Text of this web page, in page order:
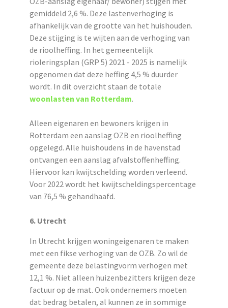
gemiddeld 2,6 %. Deze lastenverhoging is
afhankelijk van de grootte van het huishouden.
Deze stijging is te wijten aan de verhoging van
de rioolheffing. In het gemeentelijk
rioleringsplan (GRP 5) 2021 - 2025 is namelijk
opgenomen dat deze heffing 4,5 % duurder
wordt. In dit overzicht staan de totale
woonlasten van Rotterdam.
Alleen eigenaren en bewoners krijgen in
Rotterdam een aanslag OZB en rioolheffing
opgelegd. Alle huishoudens in de havenstad
ontvangen een aanslag afvalstoffenheffing.
Hiervoor kan kwijtschelding worden verleend.
Voor 2022 wordt het kwijtscheldingspercentage
van 76,5 % gehandhaafd.
6. Utrecht
In Utrecht krijgen woningeigenaren te maken
met een fikse verhoging van de OZB. Zo wil de
gemeente deze belastingvorm verhogen met
12,1 %. Niet alleen huizenbezitters krijgen deze
factuur op de mat. Ook ondernemers moeten
dat bedrag betalen, al kunnen ze in sommige